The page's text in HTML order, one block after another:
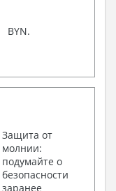
BYN.
Защита от
молнии:
подумайте о
безопасности
заранее